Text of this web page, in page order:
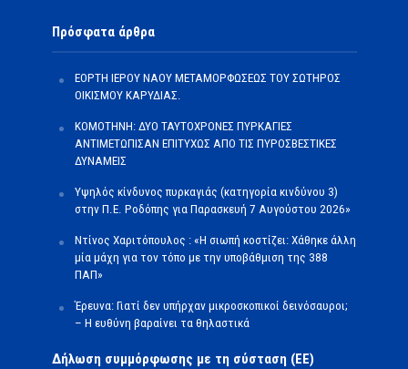
Πρόσφατα άρθρα
ΕΟΡΤΗ ΙΕΡΟΥ ΝΑΟΥ ΜΕΤΑΜΟΡΦΩΣΕΩΣ ΤΟΥ ΣΩΤΗΡΟΣ
ΟΙΚΙΣΜΟΥ ΚΑΡΥΔΙΑΣ.
ΚΟΜΟΤΗΝΗ: ΔΥΟ ΤΑΥΤΟΧΡΟΝΕΣ ΠΥΡΚΑΓΙΕΣ
ΑΝΤΙΜΕΤΩΠΙΣΑΝ ΕΠΙΤΥΧΩΣ ΑΠΟ ΤΙΣ ΠΥΡΟΣΒΕΣΤΙΚΕΣ
ΔΥΝΑΜΕΙΣ
Υψηλός κίνδυνος πυρκαγιάς (κατηγορία κινδύνου 3)
στην Π.Ε. Ροδόπης για Παρασκευή 7 Αυγούστου 2026»
Ντίνος Χαριτόπουλος : «Η σιωπή κοστίζει: Χάθηκε άλλη
μία μάχη για τον τόπο με την υποβάθμιση της 388
ΠΑΠ»
Έρευνα: Γιατί δεν υπήρχαν μικροσκοπικοί δεινόσαυροι;
– Η ευθύνη βαραίνει τα θηλαστικά
Δήλωση συμμόρφωσης με τη σύσταση (ΕΕ)